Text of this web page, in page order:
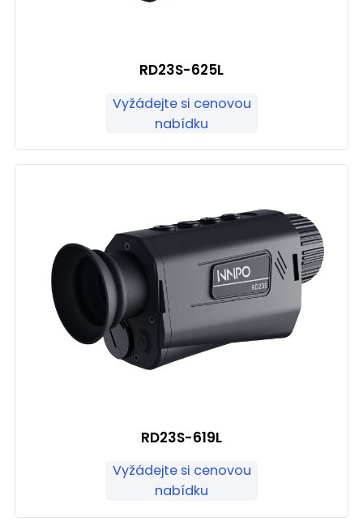
RD23S-625L
Vyžádejte si cenovou
nabídku
RD23S-619L
Vyžádejte si cenovou
nabídku